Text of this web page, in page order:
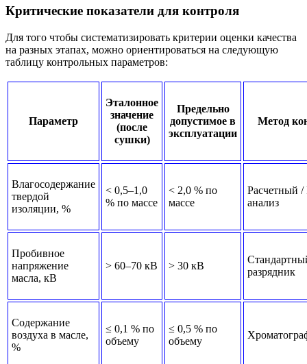
Критические показатели для контроля
Для того чтобы систематизировать критерии оценки качества
на разных этапах, можно ориентироваться на следующую
таблицу контрольных параметров:
Параметр
Эталонное
значение
(после
сушки)
Предельно
допустимое в
эксплуатации
Метод
Влагосодержание
твердой
изоляции, %
< 0,5–1,0
% по массе
< 2,0 % по
массе
Расчетный /
анализ
Пробивное
напряжение
масла, кВ
> 60–70 кВ > 30 кВ
разрядник
Содержание
воздуха в масле,
%
≤ 0,1 % по
объему
≤ 0,5 % по
объему